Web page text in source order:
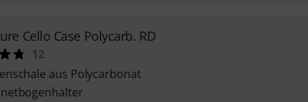
Cello Case Polycarb. RD
12
aus Polycarbonat